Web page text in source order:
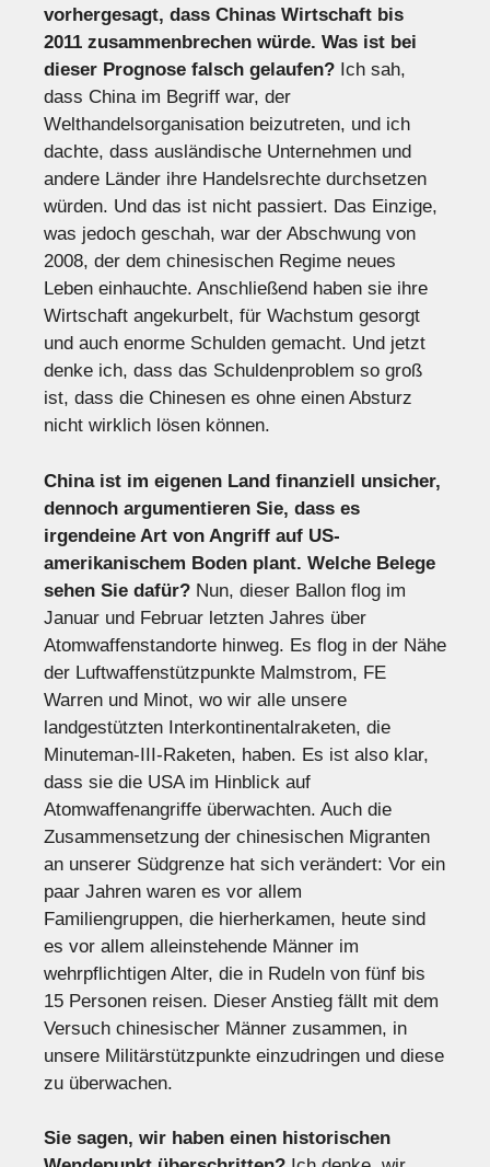
vorhergesagt, dass Chinas Wirtschaft bis
2011 zusammenbrechen würde. Was ist bei
dieser Prognose falsch gelaufen? Ich sah,
dass China im Begriff war, der
Welthandelsorganisation beizutreten, und ich
dachte, dass ausländische Unternehmen und
andere Länder ihre Handelsrechte durchsetzen
würden. Und das ist nicht passiert. Das Einzige,
was jedoch geschah, war der Abschwung von
2008, der dem chinesischen Regime neues
Leben einhauchte. Anschließend haben sie ihre
Wirtschaft angekurbelt, für Wachstum gesorgt
und auch enorme Schulden gemacht. Und jetzt
denke ich, dass das Schuldenproblem so groß
ist, dass die Chinesen es ohne einen Absturz
nicht wirklich lösen können.
China ist im eigenen Land finanziell unsicher,
dennoch argumentieren Sie, dass es
irgendeine Art von Angriff auf US-
amerikanischem Boden plant. Welche Belege
sehen Sie dafür? Nun, dieser Ballon flog im
Januar und Februar letzten Jahres über
Atomwaffenstandorte hinweg. Es flog in der Nähe
der Luftwaffenstützpunkte Malmstrom, FE
Warren und Minot, wo wir alle unsere
landgestützten Interkontinentalraketen, die
Minuteman-III-Raketen, haben. Es ist also klar,
dass sie die USA im Hinblick auf
Atomwaffenangriffe überwachten. Auch die
Zusammensetzung der chinesischen Migranten
an unserer Südgrenze hat sich verändert: Vor ein
paar Jahren waren es vor allem
Familiengruppen, die hierherkamen, heute sind
es vor allem alleinstehende Männer im
wehrpflichtigen Alter, die in Rudeln von fünf bis
15 Personen reisen. Dieser Anstieg fällt mit dem
Versuch chinesischer Männer zusammen, in
unsere Militärstützpunkte einzudringen und diese
zu überwachen.
Sie sagen, wir haben einen historischen